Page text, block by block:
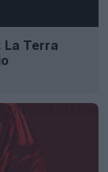
La Terra